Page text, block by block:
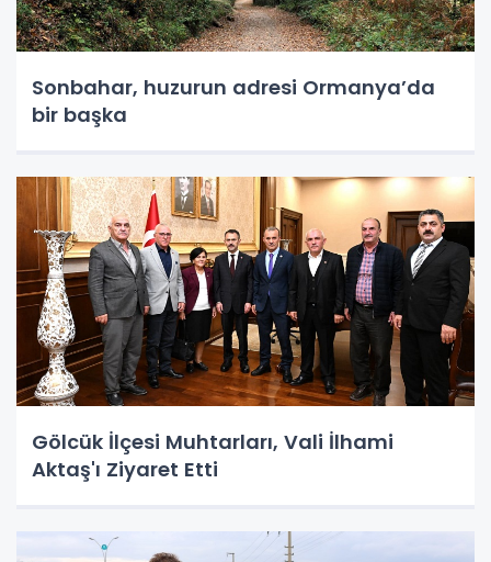
Sonbahar, huzurun adresi Ormanya’da
bir başka
Gölcük İlçesi Muhtarları, Vali İlhami
Aktaş'ı Ziyaret Etti